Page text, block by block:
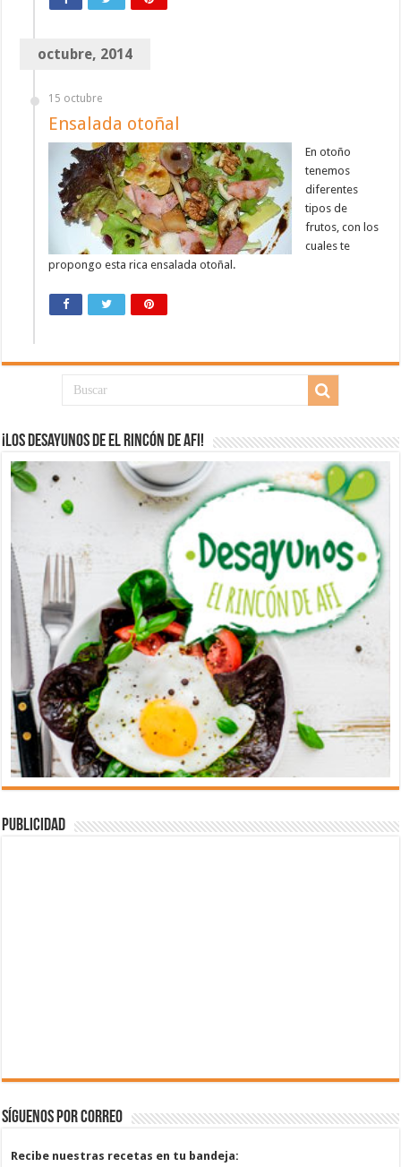
octubre, 2014
15 octubre
Ensalada otoñal
En otoño
tenemos
diferentes
tipos de
frutos, con los
cuales te
propongo esta rica ensalada otoñal.
¡Los desayunos de El Rincón de Afi!
Publicidad
Síguenos por correo
Recibe nuestras recetas en tu bandeja: